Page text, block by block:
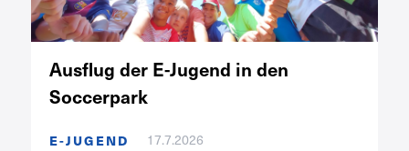
Ausflug der E-Jugend in den
Soccerpark
E-JUGEND 17.7.2026